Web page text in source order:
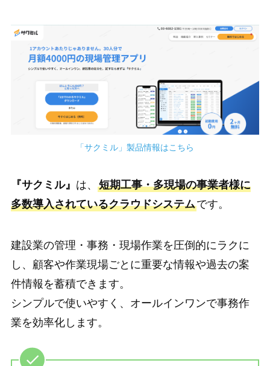
「サクミル」製品情報はこちら
『サクミル』 は、 短期工事・多現場の事業者様に
多数導入されているクラウドシステムです。
建設業の管理・事務・現場作業を圧倒的にラクに
し、顧客や作業現場ごとに重要な情報や過去の案
件情報を蓄積できます。
シンプルで使いやすく、オールインワンで事務作
業を効率化します。